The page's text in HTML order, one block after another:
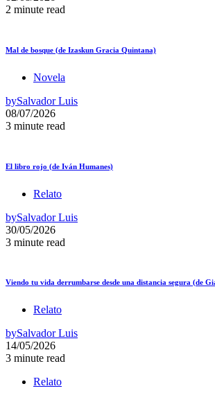
2 minute read
Mal de bosque (de Izaskun Gracia Quintana)
Novela
bySalvador Luis
08/07/2026
3 minute read
El libro rojo (de Iván Humanes)
Relato
bySalvador Luis
30/05/2026
3 minute read
Viendo tu vida derrumbarse desde una distancia segura (de
Relato
bySalvador Luis
14/05/2026
3 minute read
Relato